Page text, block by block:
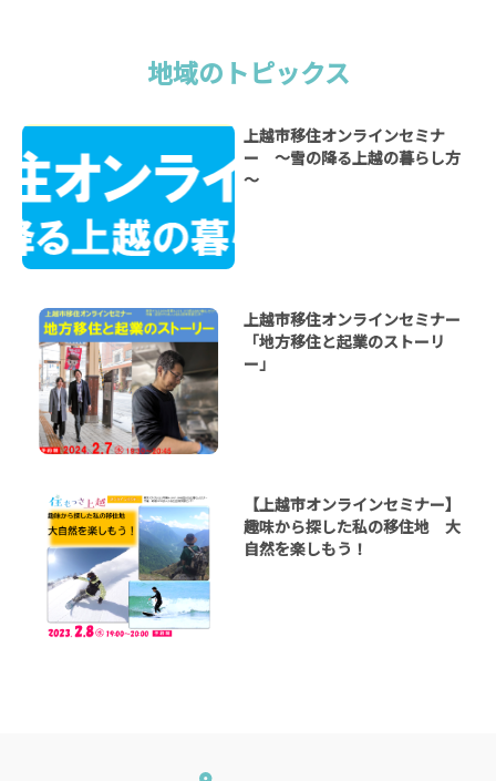
地域のトピックス
上越市移住オンラインセミナ
ー ～雪の降る上越の暮らし方
～
上越市移住オンラインセミナー
「地方移住と起業のストーリ
ー」
【上越市オンラインセミナー】
趣味から探した私の移住地 大
自然を楽しもう！